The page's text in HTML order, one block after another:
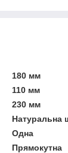
180 мм
110 мм
230 мм
Натуральна
Одна
Прямокутна